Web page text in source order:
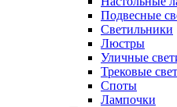
Подвесные
Светильники
Люстры
Уличные
Трековые
Споты
Лампочки